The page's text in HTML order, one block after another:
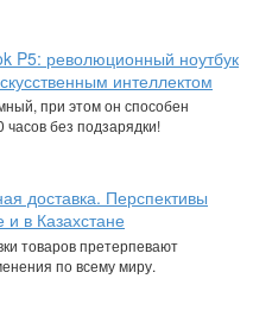
P5: революционный ноутбук
интеллектом
при этом он способен
часов без подзарядки!
доставка. Перспективы
и в Казахстане
товаров претерпевают
по всему миру.